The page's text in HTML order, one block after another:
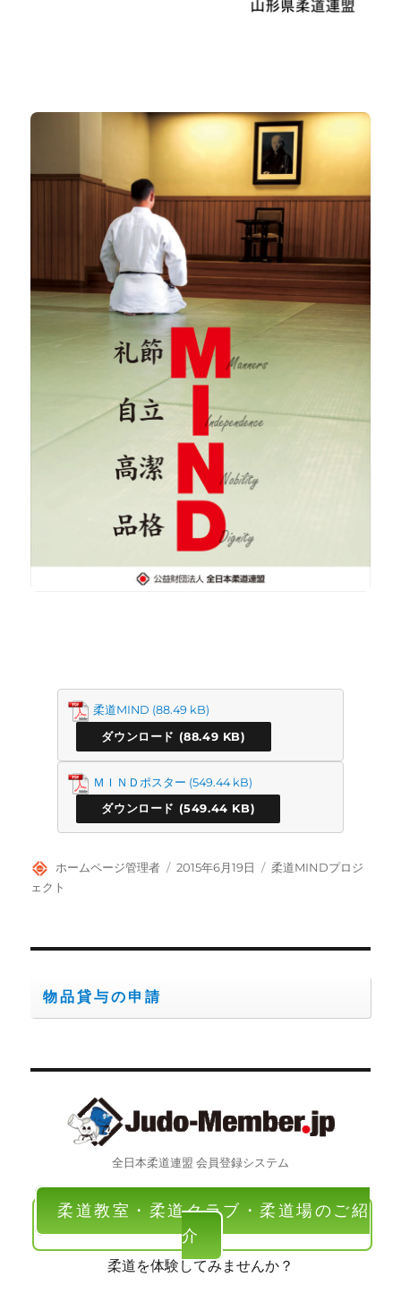
柔道MIND
ダウンロード
ＭＩＮＤポスター
ダウンロード
投
稿
ホームページ管理者
投
2015年6月19日
カ
柔道MINDプロジ
ェクト
物品貸与の申請
全日本柔道連盟 会員登録システム
柔道教室・柔道クラブ・柔道場のご紹
介
柔道を体験してみませんか？